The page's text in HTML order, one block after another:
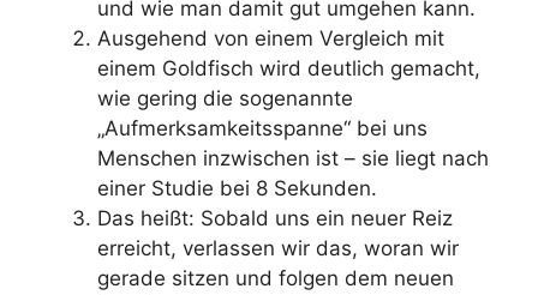
und wie man damit gut umgehen kann.
Ausgehend von einem Vergleich mit
einem Goldfisch wird deutlich gemacht,
wie gering die sogenannte
„Aufmerksamkeitsspanne“ bei uns
Menschen inzwischen ist – sie liegt nach
einer Studie bei 8 Sekunden.
Das heißt: Sobald uns ein neuer Reiz
erreicht, verlassen wir das, woran wir
gerade sitzen und folgen dem neuen